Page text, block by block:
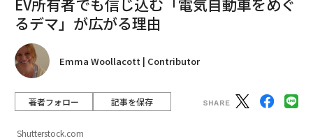
EV所有者でも信じ込む「電気自動車をめぐ
るデマ」が広がる理由
Emma Woollacott | Contributor
著者フォロー 記事を保存
Shutterstock.com